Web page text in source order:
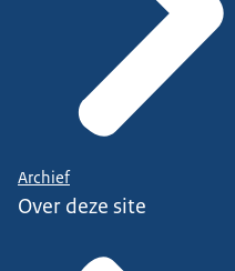
Archief
Over deze site